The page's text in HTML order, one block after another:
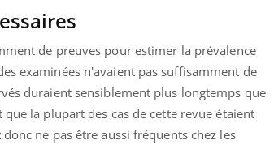
de preuves pour estimer la prévalence
examinées n'avaient pas suffisamment de
duraient sensiblement plus longtemps que
la plupart des cas de cette revue étaient
ne pas être aussi fréquents chez les